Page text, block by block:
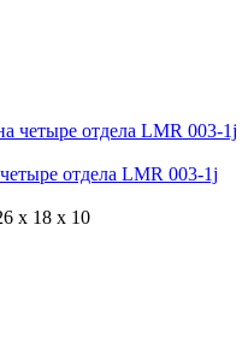
отдела LMR 003-1j
x 18 x 10